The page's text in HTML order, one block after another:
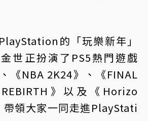
的「玩樂新年」
世正扮演了PS5熱門遊戲
《NBA 2K24》、《FINAL
REBIRTH》以及《Horizo
帶領大家一同走進PlayStati